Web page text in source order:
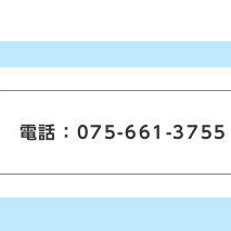
電話：075-661-3755